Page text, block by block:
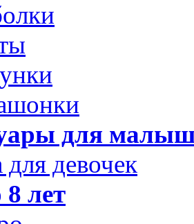
для
девочек
лет